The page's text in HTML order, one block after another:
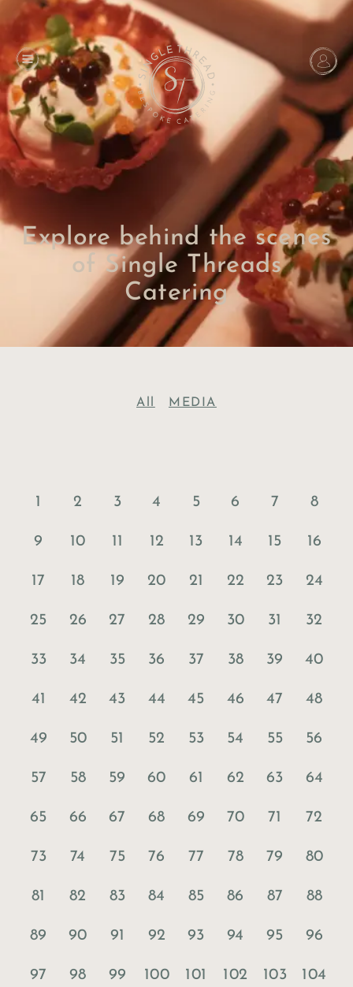
Explore behind the scenes
of Single Threads
Catering
All MEDIA
1 2 3 4 5 6 7 8
9 10 11 12 13 14 15 16
17 18 19 20 21 22 23 24
25 26 27 28 29 30 31 32
33 34 35 36 37 38 39 40
41 42 43 44 45 46 47 48
49 50 51 52 53 54 55 56
57 58 59 60 61 62 63 64
65 66 67 68 69 70 71 72
73 74 75 76 77 78 79 80
81 82 83 84 85 86 87 88
89 90 91 92 93 94 95 96
97 98 99 100 101 102 103 104